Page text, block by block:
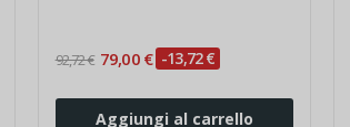
92,72 € 79,00 € -13,72 €
Aggiungi al carrello